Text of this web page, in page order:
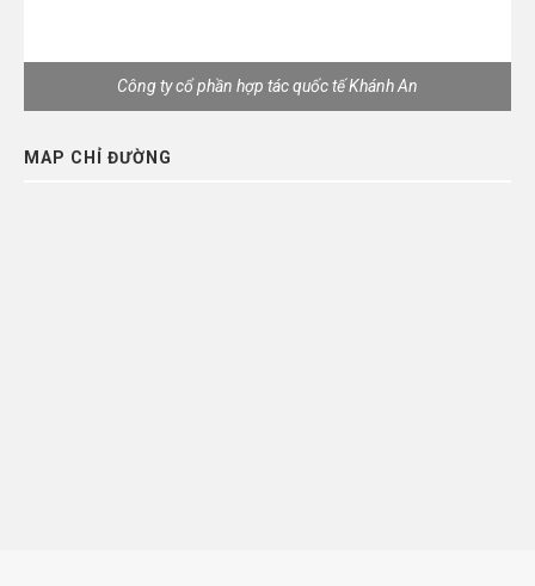
Công ty cổ phần hợp tác quốc tế Khánh An
MAP CHỈ ĐƯỜNG